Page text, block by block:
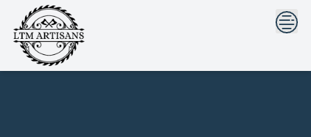
```html```
content